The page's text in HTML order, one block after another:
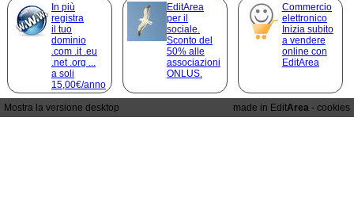
In più
registra
il tuo
dominio
.com .it .eu
.net .org ...
a soli
15,00€/anno
EditArea
per il
sociale.
Sconto del
50% alle
associazioni
ONLUS.
Commercio
elettronico
Inizia subito
a vendere
online con
EditArea
Mostra la versione desktop made in EditArea - cookies